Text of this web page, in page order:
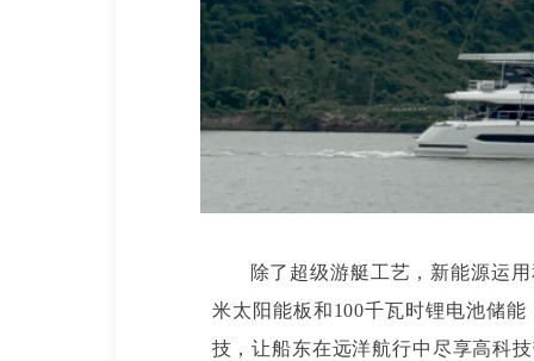
除了超级游艇工艺，新能源运
米太阳能板和100千瓦时锂电池储
技，让船东在远洋航行中尽享高科